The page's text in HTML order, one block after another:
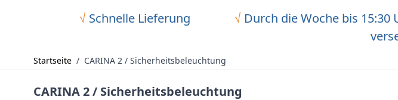
√ Schnelle Lieferung √ Durch die Woche bis
Startseite / CARINA 2 / Sicherheitsbeleuchtung
CARINA 2 / Sicherheitsbeleuchtung